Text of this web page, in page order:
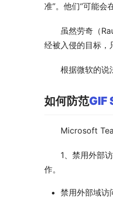
准”。他们“可能会
虽然劳奇（
经被入侵的目标，
根据微软的说
如何防范GIF
Microsoft
1、禁用外部
作。
禁用外部域访